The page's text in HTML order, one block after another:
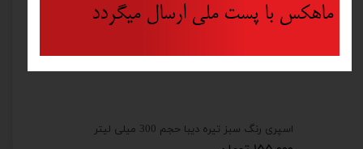
اسپری رنگ سبز تیره دیبا حجم 300 میلی لیتر
ماهکس با پست ملی ارسال میگردد